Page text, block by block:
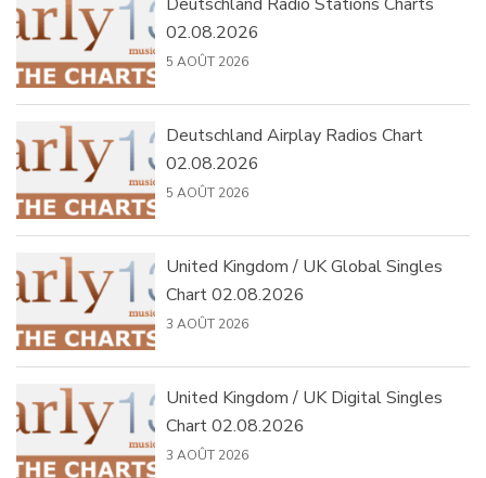
Deutschland Radio Stations Charts
02.08.2026
5 AOÛT 2026
Deutschland Airplay Radios Chart
02.08.2026
5 AOÛT 2026
United Kingdom / UK Global Singles
Chart 02.08.2026
3 AOÛT 2026
United Kingdom / UK Digital Singles
Chart 02.08.2026
3 AOÛT 2026